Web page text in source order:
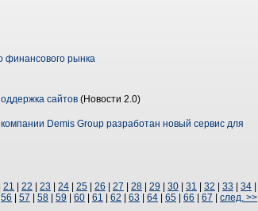
финансового рынка
сайтов (Новости 2.0)
Demis Group разработан новый сервис для
21 22 23 24 25 26 27 28 29 30 31 32 33 34
56 57 58 59 60 61 62 63 64 65 66 67 след. >>